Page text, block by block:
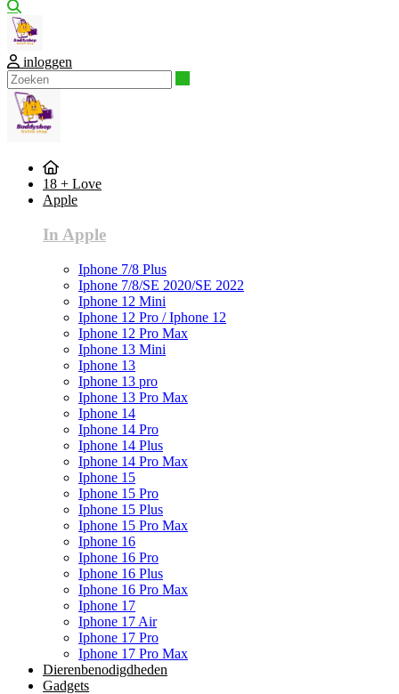
inloggen
18 + Love
Apple
In Apple
Iphone 7/8 Plus
Iphone 7/8/SE 2020/SE 2022
Iphone 12 Mini
Iphone 12 Pro / Iphone 12
Iphone 12 Pro Max
Iphone 13 Mini
Iphone 13
Iphone 13 pro
Iphone 13 Pro Max
Iphone 14
Iphone 14 Pro
Iphone 14 Plus
Iphone 14 Pro Max
Iphone 15
Iphone 15 Pro
Iphone 15 Plus
Iphone 15 Pro Max
Iphone 16
Iphone 16 Pro
Iphone 16 Plus
Iphone 16 Pro Max
Iphone 17
Iphone 17 Air
Iphone 17 Pro
Iphone 17 Pro Max
Dierenbenodigdheden
Gadgets